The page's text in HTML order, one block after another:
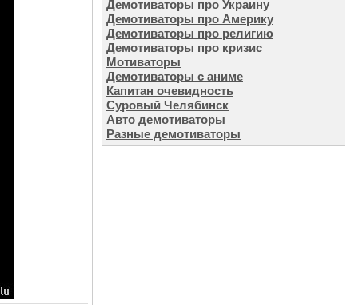
Демотиваторы про Украину
Демотиваторы про Америку
Демотиваторы про религию
Демотиваторы про кризис
Мотиваторы
Демотиваторы с аниме
Капитан очевидность
Суровый Челябинск
Авто демотиваторы
Разные демотиваторы